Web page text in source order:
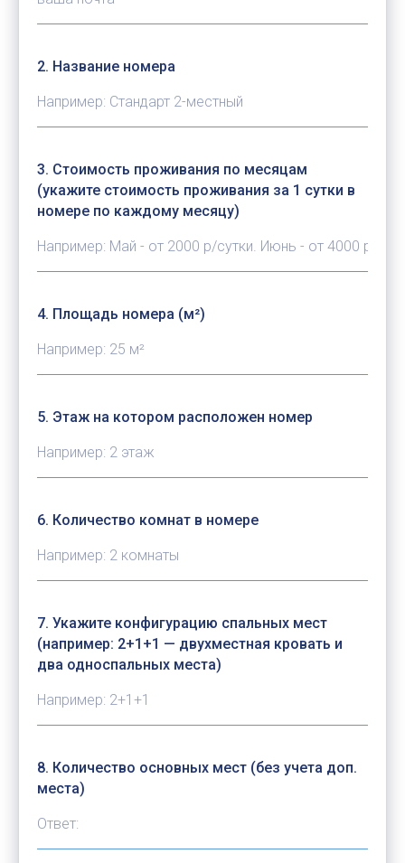
2. Название номера
3. Стоимость проживания по месяцам
(укажите стоимость проживания за 1 сутки в
номере по каждому месяцу)
4. Площадь номера (м²)
5. Этаж на котором расположен номер
6. Количество комнат в номере
7. Укажите конфигурацию спальных мест
(например: 2+1+1 — двухместная кровать и
два односпальных места)
8. Количество основных мест (без учета доп.
места)